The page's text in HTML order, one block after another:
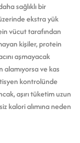
sağlıklı bir
ekstra yük
vücut tarafından
kişiler, protein
aşmayacak
ve kas
kontrolünde
aşırı tüketim uzun
kalori alımına neden